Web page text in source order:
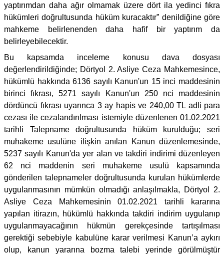
yaptırımdan daha ağır olmamak üzere dört ila yedinci fıkra
hükümleri doğrultusunda hüküm kuracaktır” denildiğine göre
mahkeme belirlenenden daha hafif bir yaptırım da
belirleyebilecektir.
Bu kapsamda inceleme konusu dava dosyası
değerlendirildiğinde; Dörtyol 2. Asliye Ceza Mahkemesince,
hükümlü hakkında 6136 sayılı Kanun'un 15 inci maddesinin
birinci fıkrası, 5271 sayılı Kanun'un 250 nci maddesinin
dördüncü fıkrası uyarınca 3 ay hapis ve 240,00 TL adli para
cezası ile cezalandırılması istemiyle düzenlenen 01.02.2021
tarihli Talepname doğrultusunda hüküm kurulduğu; seri
muhakeme usulüne ilişkin anılan Kanun düzenlemesinde,
5237 sayılı Kanun'da yer alan ve takdiri indirimi düzenleyen
62 nci maddenin seri muhakeme usulü kapsamında
gönderilen talepnameler doğrultusunda kurulan hükümlerde
uygulanmasının mümkün olmadığı anlaşılmakla, Dörtyol 2.
Asliye Ceza Mahkemesinin 01.02.2021 tarihli kararına
yapılan itirazın, hükümlü hakkında takdiri indirim uygulanıp
uygulanmayacağının hükmün gerekçesinde tartışılması
gerektiği sebebiyle kabulüne karar verilmesi Kanun’a aykırı
olup, kanun yararına bozma talebi yerinde görülmüştür